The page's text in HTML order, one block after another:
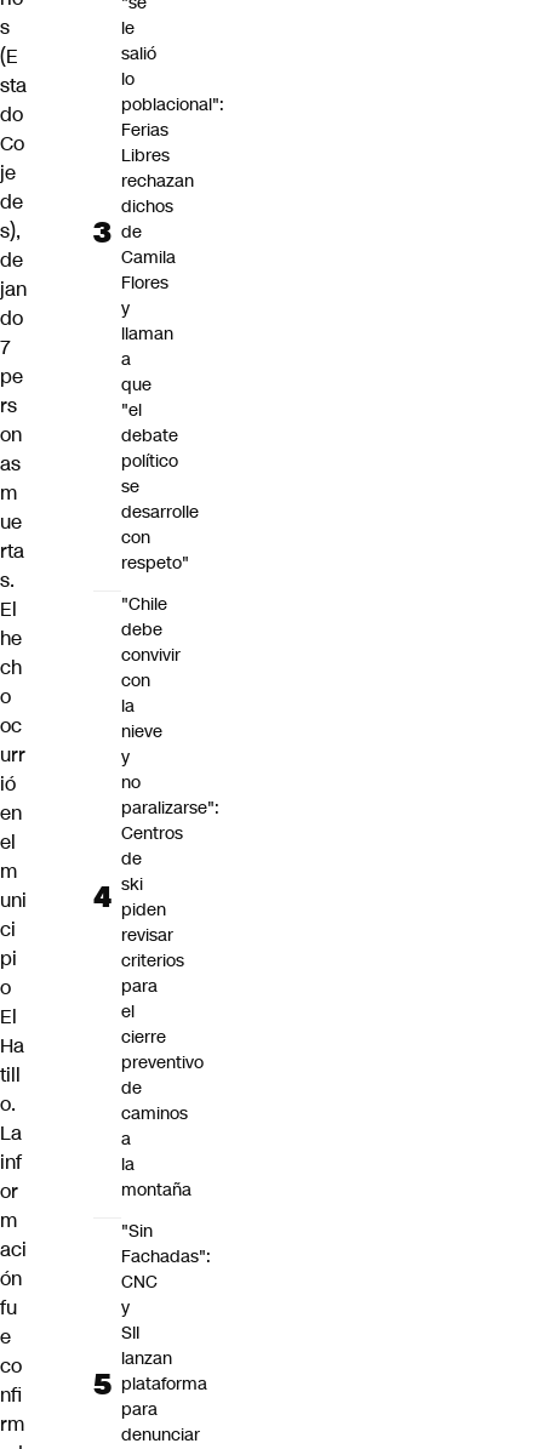
s
(E
sta
do
Co
je
de
s),
de
jan
do
7
pe
rs
on
as
m
ue
rta
s.
El
he
ch
o
oc
urr
ió
en
el
m
uni
ci
pi
o
El
Ha
till
o.
La
inf
or
m
aci
ón
fu
e
co
nfi
rm
le
salió
lo
poblacional":
Ferias
Libres
rechazan
dichos
de
Camila
Flores
y
llaman
a
que
"el
debate
político
se
desarrolle
con
respeto"
"Chile
debe
convivir
con
la
nieve
y
no
paralizarse":
Centros
de
ski
piden
revisar
criterios
para
el
cierre
preventivo
de
caminos
a
la
montaña
"Sin
Fachadas":
CNC
y
SII
lanzan
plataforma
para
denunciar